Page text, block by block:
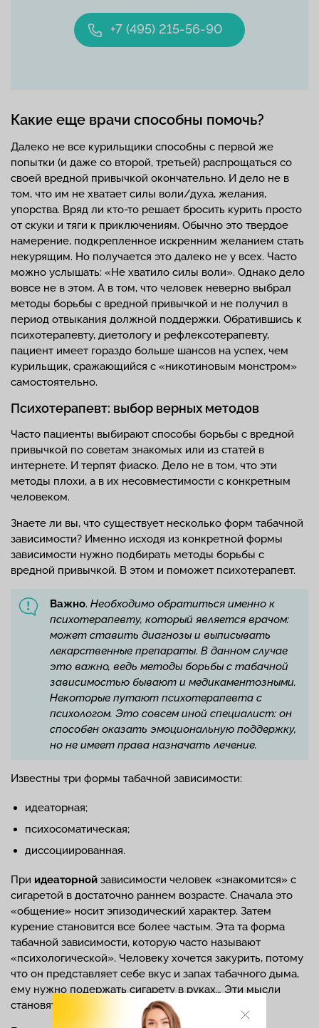
+7 (495) 215-56-90
Какие еще врачи способны помочь?
Далеко не все курильщики способны с первой же
попытки (и даже со второй, третьей) распрощаться со
своей вредной привычкой окончательно. И дело не в
том, что им не хватает силы воли/духа, желания,
упорства. Вряд ли кто-то решает бросить курить просто
от скуки и тяги к приключениям. Обычно это твердое
намерение, подкрепленное искренним желанием стать
некурящим. Но получается это далеко не у всех. Часто
можно услышать: «Не хватило силы воли». Однако дело
вовсе не в этом. А в том, что человек неверно выбрал
методы борьбы с вредной привычкой и не получил в
период отвыкания должной поддержки. Обратившись к
психотерапевту, диетологу и рефлексотерапевту,
пациент имеет гораздо больше шансов на успех, чем
курильщик, сражающийся с «никотиновым монстром»
самостоятельно.
Психотерапевт: выбор верных методов
Часто пациенты выбирают способы борьбы с вредной
привычкой по советам знакомых или из статей в
интернете. И терпят фиаско. Дело не в том, что эти
методы плохи, а в их несовместимости с конкретным
человеком.
Знаете ли вы, что существует несколько форм табачной
зависимости? Именно исходя из конкретной формы
зависимости нужно подбирать методы борьбы с
вредной привычкой. В этом и поможет психотерапевт.
Важно. Необходимо обратиться именно к
психотерапевту, который является врачом:
может ставить диагнозы и выписывать
лекарственные препараты. В данном случае
это важно, ведь методы борьбы с табачной
зависимостью бывают и медикаментозными.
Некоторые путают психотерапевта с
психологом. Это совсем иной специалист: он
способен оказать эмоциональную поддержку,
но не имеет права назначать лечение.
Известны три формы табачной зависимости:
идеаторная;
психосоматическая;
диссоциированная.
При идеаторной зависимости человек «знакомится» с
сигаретой в достаточно раннем возрасте. Сначала это
«общение» носит эпизодический характер. Затем
курение становится все более частым. Эта та форма
табачной зависимости, которую часто называют
«психологической». Человеку хочется закурить, потому
что он представляет себе вкус и запах табачного дыма,
ему нужно подержать сигарету в руках… Эти мысли
становятся навязчивыми, отвлекают от дел.